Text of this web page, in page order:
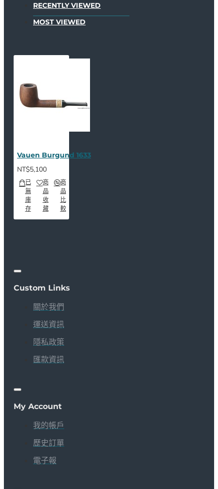
RECENTLY VIEWED
MOST VIEWED
Vauen Burgund 1633
NT$5,100
已
無
庫
存
商
品
收
藏
商
品
比
較
Custom Links
關於我們
運送資訊
隱私政策
匯款資訊
My Account
我的帳戶
歷史訂單
電子報